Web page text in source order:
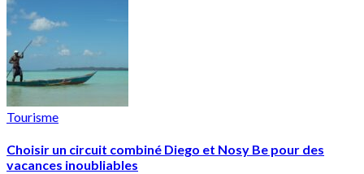
Tourisme
Choisir un circuit combiné Diego et Nosy Be pour des
vacances inoubliables